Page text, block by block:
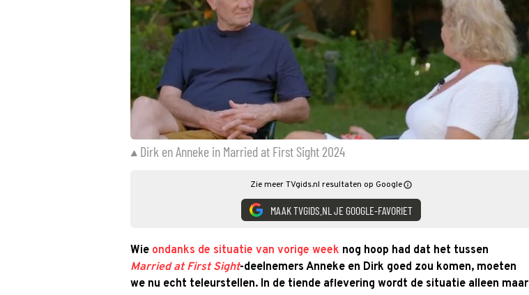
Dirk en Anneke in Married at First Sight 2024
Zie meer TVgids.nl resultaten op Google
MAAK TVGIDS.NL JE GOOGLE-FAVORIET
Wie ondanks de situatie van vorige week nog hoop had dat het tussen
Married at First Sight-deelnemers Anneke en Dirk goed zou komen, moeten
we nu echt teleurstellen. In de tiende aflevering wordt de situatie alleen maar